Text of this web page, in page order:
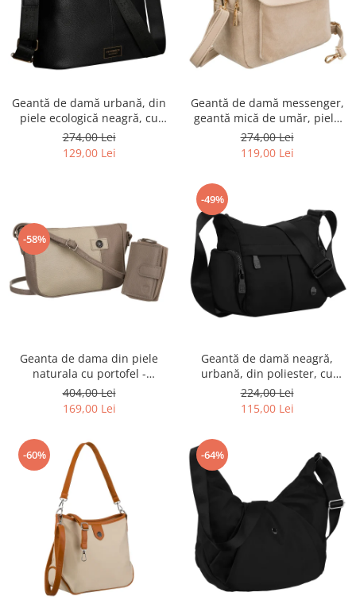
Geantă de damă urbană, din
piele ecologică neagră, cu
curea reglabilă - Peterson
PTR-PTN JK6-06-6642
274,00 Lei
129,00 Lei
Geantă de damă messenger,
geantă mică de umăr, piele
ecologică, geantă bej cu
fermoar la modă - Peterson
274,00 Lei
119,00 Lei
-58%
Geanta de dama din piele
naturala cu portofel -
Peterson PTR-PTN CF4-DS-
5216 D.BE
404,00 Lei
169,00 Lei
-49%
Geantă de damă neagră,
urbană, din poliester, cu
închidere cu fermoar -
Peterson PTR-PTN CTY-22-
224,00 Lei
115,00 Lei
-60% -64%